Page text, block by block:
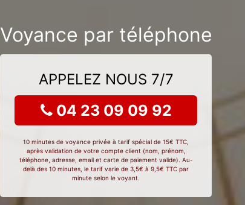
Voyance par téléphone
APPELEZ NOUS 7/7
04 23 09 09 92
10 minutes de voyance privée à tarif spécial de 15€ TTC,
après validation de votre compte client (nom, prénom,
téléphone, adresse, email et carte de paiement valide). Au-
delà des 10 minutes, le tarif varie de 3,5€ à 9,5€ TTC par
minute selon le voyant.